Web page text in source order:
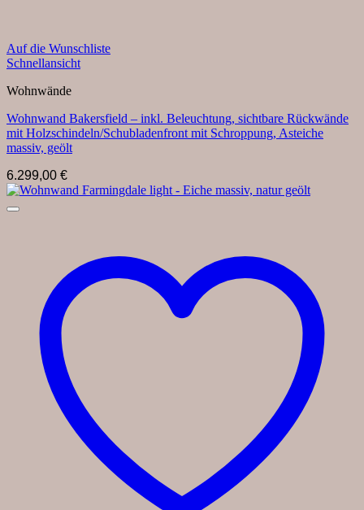
Auf die Wunschliste
Schnellansicht
Wohnwände
Wohnwand Bakersfield – inkl. Beleuchtung, sichtbare Rückwände
mit Holzschindeln/Schubladenfront mit Schroppung, Asteiche
massiv, geölt
6.299,00 €